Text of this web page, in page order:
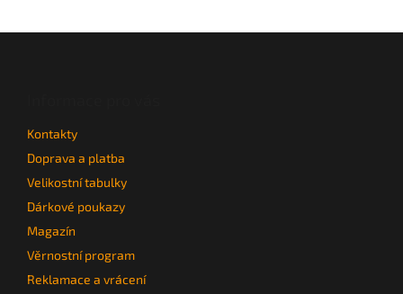
Kontakty
Doprava a platba
Velikostní tabulky
Dárkové poukazy
Magazín
Věrnostní program
Reklamace a vrácení